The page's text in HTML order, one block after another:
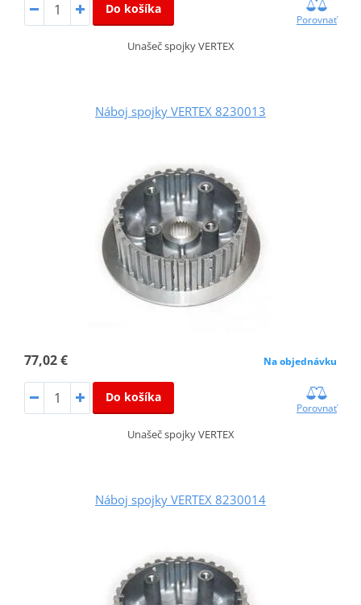
Do košíka
Porovnať
Unašeč spojky VERTEX
Náboj spojky VERTEX 8230013
77,02 € Na objednávku
Do košíka
Porovnať
Unašeč spojky VERTEX
Náboj spojky VERTEX 8230014